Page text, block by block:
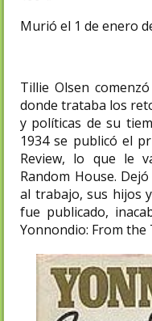
Murió el 1 de enero
Tillie Olsen
donde trataba los
y políticas de su
1934 se publicó el
Review, lo que le
Random House.
al trabajo, sus hijos
fue publicado,
Yonnondio: From the